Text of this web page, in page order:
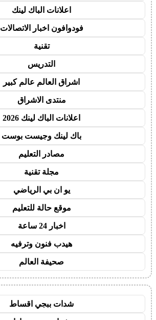
اعلانات الباك لينك
فودوافون اخبار الاتصالات
تقنية
التدريس
اشراق العالم عالم كبير
منتدى الاشراق
اعلانات الباك لينك 2026
باك لينك وجيست بوست
مصادر التعليم
مجلة تقنية
يو ان بي الرياضي
موقع حالة للتعليم
اخبار 24 ساعة
هيدب فنون وترفيه
صحيفة العالم
شدات ببجي اقساط